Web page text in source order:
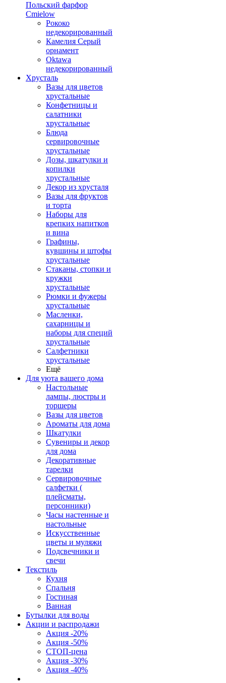
Польский фарфор
Сmielow
Рококо
недекорированный
Камелия Серый
орнамент
Oktawa
недекорированный
Хрусталь
Вазы для цветов
хрустальные
Конфетницы и
салатники
хрустальные
Блюда
сервировочные
хрустальные
Дозы, шкатулки и
копилки
хрустальные
Декор из хрусталя
Вазы для фруктов
и торта
Наборы для
крепких напитков
и вина
Графины,
кувшины и штофы
хрустальные
Стаканы, стопки и
кружки
хрустальные
Рюмки и фужеры
хрустальные
Масленки,
сахарницы и
наборы для специй
хрустальные
Салфетники
хрустальные
Ещё
Для уюта вашего дома
Настольные
лампы, люстры и
торшеры
Вазы для цветов
Ароматы для дома
Шкатулки
Сувениры и декор
для дома
Декоративные
тарелки
Сервировочные
салфетки (
плейсматы,
персонники)
Часы настенные и
настольные
Искусственные
цветы и муляжи
Подсвечники и
свечи
Текстиль
Кухня
Спальня
Гостиная
Ванная
Бутылки для воды
Акции и распродажи
Акция -20%
Акция -50%
СТОП-цена
Акция -30%
Акция -40%